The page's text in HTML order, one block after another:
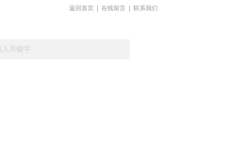
返回首页 在线留言 联系我们